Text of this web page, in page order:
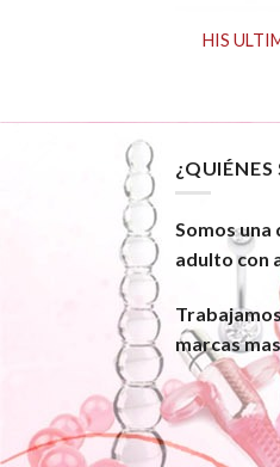
HIS
Somos
adulto con
marcas